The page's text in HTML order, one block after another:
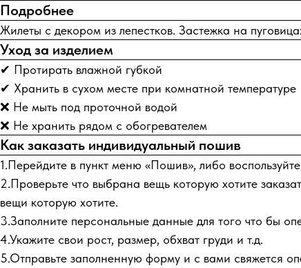
Подробнее
Жилеты с декором из лепестков. Застежка на
Уход за изделием
✔ Протирать влажной губкой
✔ Хранить в сухом месте при комнатной температуре
❌ Не мыть под проточной водой
❌ Не хранить рядом с обогревателем
Как заказать индивидуальный пошив
1.Перейдите в пункт меню «Пошив», либо
2.Проверьте что выбрана вещь которую хотите
вещи которую хотите.
3.Заполните персональные данные для того что бы
4.Укажите свои рост, размер, обхват груди и т.д.
5.Отправьте заполненную форму и с вами свяжется